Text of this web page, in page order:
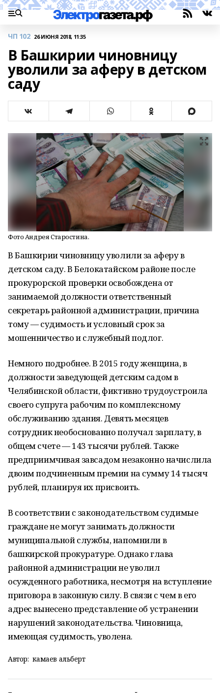
ЧП 102 26 ИЮНЯ 2018, 11:35
В Башкирии чиновницу
уволили за аферу в детском
саду
Фото Андрея Старостина.
В Башкирии чиновницу уволили за аферу в
детском саду. В Белокатайском районе после
прокурорской проверки освобождена от
занимаемой должности ответственный
секретарь районной администрации, причина
тому — судимость и условный срок за
мошенничество и служебный подлог.
Немного подробнее. В 2015 году женщина, в
должности заведующей детским садом в
Челябинской области, фиктивно трудоустроила
своего супруга рабочим по комплексному
обслуживанию здания. Девять месяцев
сотрудник необоснованно получал зарплату, в
общем счете — 143 тысячи рублей. Также
предприимчивая завсадом незаконно начислила
двоим подчиненным премии на сумму 14 тысяч
рублей, планируя их присвоить.
В соответствии с законодательством судимые
граждане не могут занимать должности
муниципальной службы, напомнили в
башкирской прокуратуре. Однако глава
районной администрации не уволил
осужденного работника, несмотря на вступление
приговора в законную силу. В связи с чем в его
адрес вынесено представление об устранении
нарушений законодательства. Чиновница,
имеющая судимость, уволена.
Автор: камаев альберт